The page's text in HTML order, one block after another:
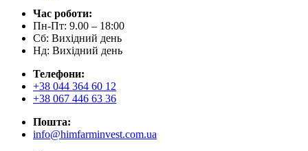
Час роботи:
Пн-Пт: 9.00 – 18:00
Сб: Вихідний день
Нд: Вихідний день
Телефони:
+38 044 364 60 12
+38 067 446 63 36
Пошта:
info@himfarminvest.com.ua